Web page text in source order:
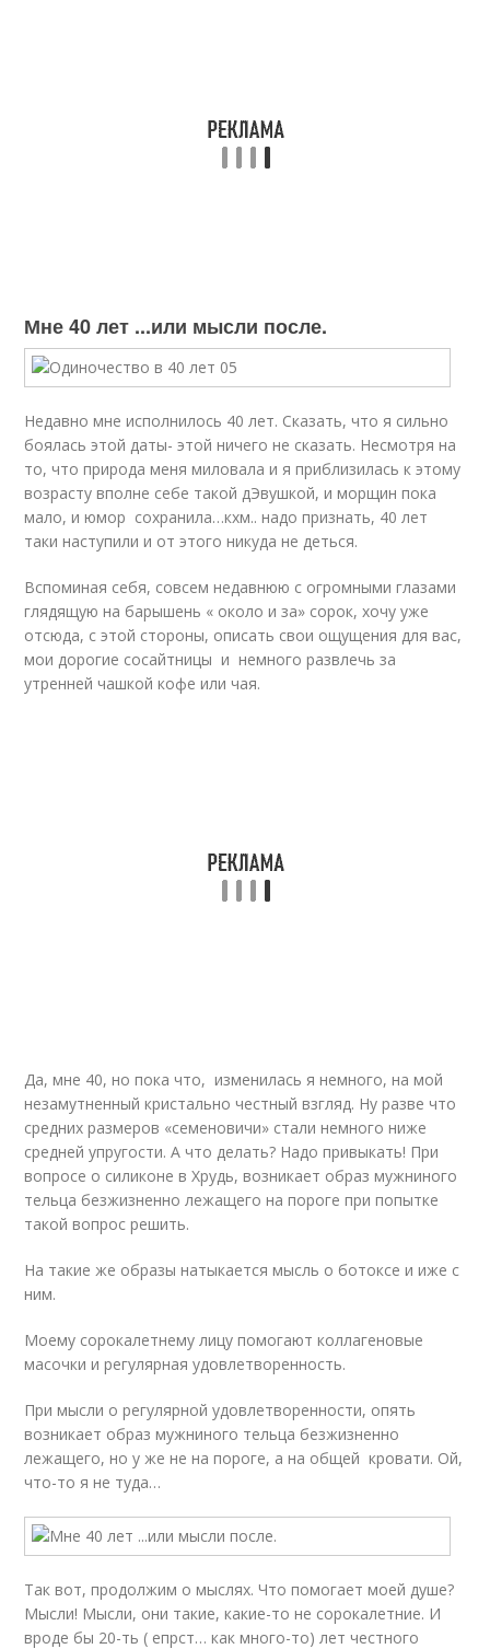
Мне 40 лет ...или мысли после.
Недавно мне исполнилось 40 лет. Сказать, что я сильно
боялась этой даты- этой ничего не сказать. Несмотря на
то, что природа меня миловала и я приблизилась к этому
возрасту вполне себе такой дЭвушкой, и морщин пока
мало, и юмор сохранила…кхм.. надо признать, 40 лет
таки наступили и от этого никуда не деться.
Вспоминая себя, совсем недавнюю с огромными глазами
глядящую на барышень « около и за» сорок, хочу уже
отсюда, с этой стороны, описать свои ощущения для вас,
мои дорогие сосайтницы и немного развлечь за
утренней чашкой кофе или чая.
Да, мне 40, но пока что, изменилась я немного, на мой
незамутненный кристально честный взгляд. Ну разве что
средних размеров «семеновичи» стали немного ниже
средней упругости. А что делать? Надо привыкать! При
вопросе о силиконе в Хрудь, возникает образ мужниного
тельца безжизненно лежащего на пороге при попытке
такой вопрос решить.
На такие же образы натыкается мысль о ботоксе и иже с
ним.
Моему сорокалетнему лицу помогают коллагеновые
масочки и регулярная удовлетворенность.
При мысли о регулярной удовлетворенности, опять
возникает образ мужниного тельца безжизненно
лежащего, но у же не на пороге, а на общей кровати. Ой,
что-то я не туда…
Так вот, продолжим о мыслях. Что помогает моей душе?
Мысли! Мысли, они такие, какие-то не сорокалетние. И
вроде бы 20-ть ( епрст… как много-то) лет честного